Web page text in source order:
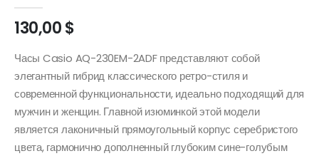
130,00$
Часы Casio AQ-230EM-2ADF представляют собой
элегантный гибрид классического ретро-стиля и
современной функциональности, идеально подходящий для
мужчин и женщин. Главной изюминкой этой модели
является лаконичный прямоугольный корпус серебристого
цвета, гармонично дополненный глубоким сине-голубым